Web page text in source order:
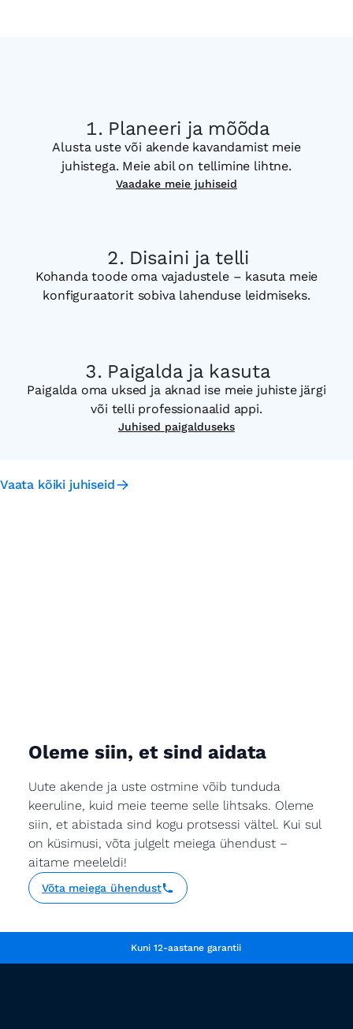
Planeeri ja mõõda
Alusta uste või akende kavandamist meie
juhistega. Meie abil on tellimine lihtne.
Vaadake meie juhiseid
Disaini ja telli
Kohanda toode oma vajadustele – kasuta meie
konfiguraatorit sobiva lahenduse leidmiseks.
Paigalda ja kasuta
Paigalda oma uksed ja aknad ise meie juhiste järgi
või telli professionaalid appi.
Juhised paigalduseks
Vaata kõiki juhiseid
Oleme siin, et sind aidata
Uute akende ja uste ostmine võib tunduda
keeruline, kuid meie teeme selle lihtsaks. Oleme
siin, et abistada sind kogu protsessi vältel. Kui sul
on küsimusi, võta julgelt meiega ühendust –
aitame meeleldi!
Võta meiega ühendust
Kuni 12-aastane garantii